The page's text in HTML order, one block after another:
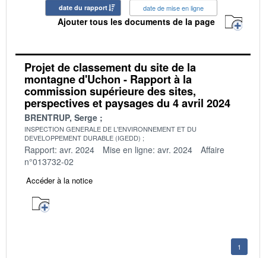
date du rapport date de mise en ligne
Ajouter tous les documents de la page
Projet de classement du site de la
montagne d'Uchon - Rapport à la
commission supérieure des sites,
perspectives et paysages du 4 avril 2024
BRENTRUP, Serge
INSPECTION GENERALE DE L'ENVIRONNEMENT ET DU
DEVELOPPEMENT DURABLE (IGEDD)
Rapport: avr. 2024 Mise en ligne: avr. 2024
Affaire
n°013732-02
Accéder à la notice
1